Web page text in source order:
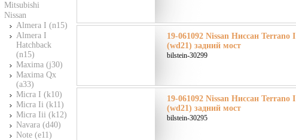
Mitsubishi
Nissan
Almera I (n15)
Almera I
Hatchback
(n15)
Maxima (j30)
Maxima Qx
(a33)
Micra I (k10)
Micra Ii (k11)
Micra Iii (k12)
Navara (d40)
Note (e11)
19-061092 Nissan Ниссан Terrano I
(wd21) задний мост
bilstein-30299
19-061092 Nissan Ниссан Terrano I
(wd21) задний мост
bilstein-30295